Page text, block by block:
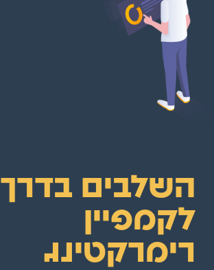
השלבים בדרך
לקמפיין
רימרקטינג